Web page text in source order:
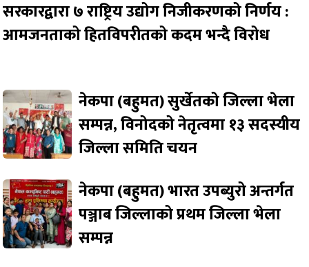
सरकारद्वारा ७ राष्ट्रिय उद्योग निजीकरणको निर्णय :
आमजनताको हितविपरीतको कदम भन्दै विरोध
नेकपा (बहुमत) सुर्खेतको जिल्ला भेला
सम्पन्न, विनोदको नेतृत्वमा १३ सदस्यीय
जिल्ला समिति चयन
नेकपा (बहुमत) भारत उपब्युरो अन्तर्गत
पञ्जाब जिल्लाको प्रथम जिल्ला भेला
सम्पन्न